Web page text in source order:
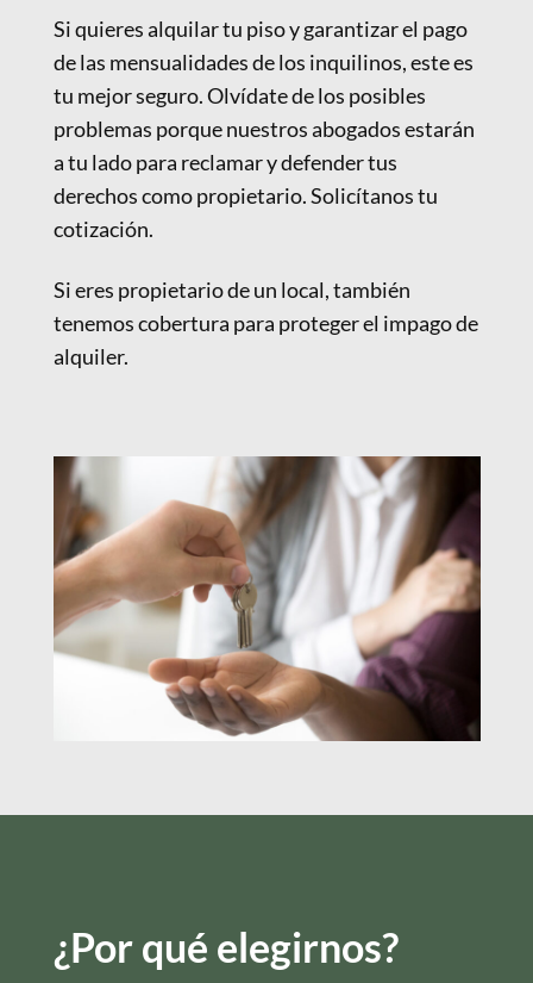
Si quieres alquilar tu piso y garantizar el pago
de las mensualidades de los inquilinos, este es
tu mejor seguro. Olvídate de los posibles
problemas porque nuestros abogados estarán
a tu lado para reclamar y defender tus
derechos como propietario. Solicítanos tu
cotización.
Si eres propietario de un local, también
tenemos cobertura para proteger el impago de
alquiler.
¿Por qué elegirnos?